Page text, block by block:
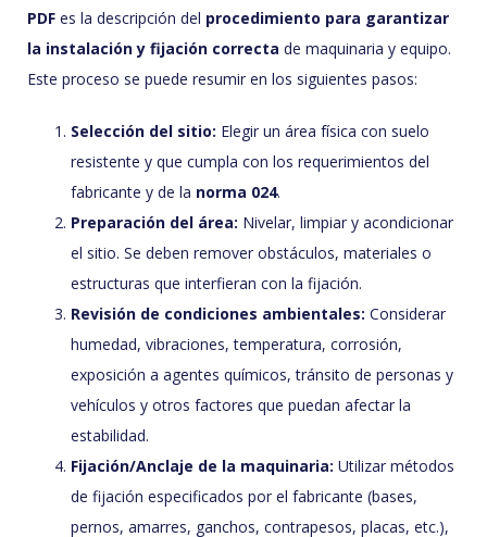
PDF es la descripción del procedimiento para garantizar
la instalación y fijación correcta de maquinaria y equipo.
Este proceso se puede resumir en los siguientes pasos:
Selección del sitio: Elegir un área física con suelo
resistente y que cumpla con los requerimientos del
fabricante y de la norma 024.
Preparación del área: Nivelar, limpiar y acondicionar
el sitio. Se deben remover obstáculos, materiales o
estructuras que interfieran con la fijación.
Revisión de condiciones ambientales: Considerar
humedad, vibraciones, temperatura, corrosión,
exposición a agentes químicos, tránsito de personas y
vehículos y otros factores que puedan afectar la
estabilidad.
Fijación/Anclaje de la maquinaria: Utilizar métodos
de fijación especificados por el fabricante (bases,
pernos, amarres, ganchos, contrapesos, placas, etc.),